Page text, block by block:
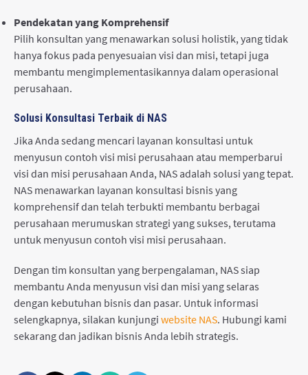
Pendekatan yang Komprehensif
Pilih konsultan yang menawarkan solusi holistik, yang tidak
hanya fokus pada penyesuaian visi dan misi, tetapi juga
membantu mengimplementasikannya dalam operasional
perusahaan.
Solusi Konsultasi Terbaik di NAS
Jika Anda sedang mencari layanan konsultasi untuk
menyusun contoh visi misi perusahaan atau memperbarui
visi dan misi perusahaan Anda, NAS adalah solusi yang tepat.
NAS menawarkan layanan konsultasi bisnis yang
komprehensif dan telah terbukti membantu berbagai
perusahaan merumuskan strategi yang sukses, terutama
untuk menyusun contoh visi misi perusahaan.
Dengan tim konsultan yang berpengalaman, NAS siap
membantu Anda menyusun visi dan misi yang selaras
dengan kebutuhan bisnis dan pasar. Untuk informasi
selengkapnya, silakan kunjungi website NAS. Hubungi kami
sekarang dan jadikan bisnis Anda lebih strategis.